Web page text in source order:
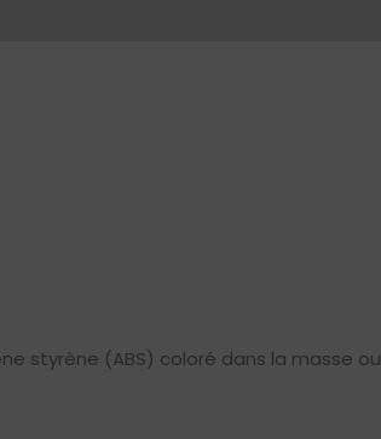
styrène (ABS) coloré dans la masse ou